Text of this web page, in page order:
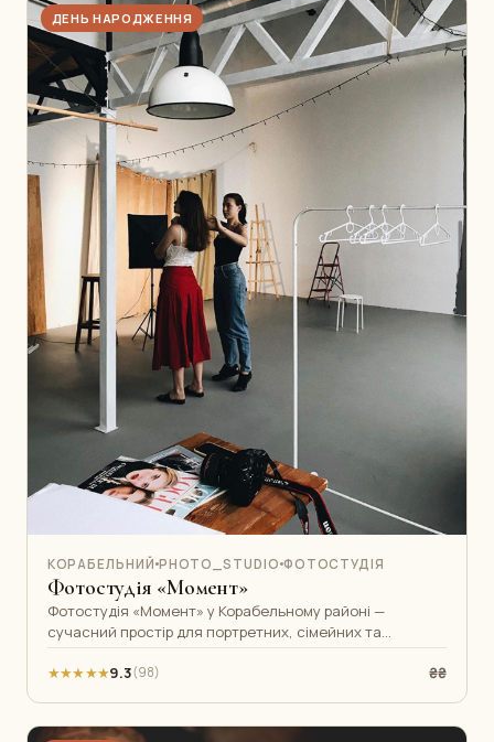
ДЕНЬ НАРОДЖЕННЯ
КОРАБЕЛЬНИЙ PHOTO_STUDIO ФОТОСТУДІЯ
Фотостудія «Момент»
Фотостудія «Момент» у Корабельному районі —
сучасний простір для портретних, сімейних та
комерційних фотозйомок. Команда досвідчен
★★★★★9.3(98) ₴₴